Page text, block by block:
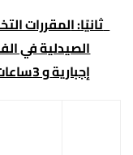
ثانيًا: المقررات
الصيدلية في
إجباريةو 3ساعات اختيارية :